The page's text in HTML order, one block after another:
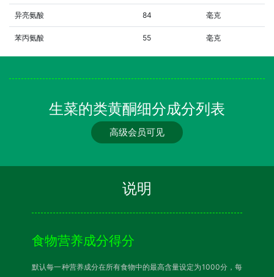
异亮氨酸 84 毫克
苯丙氨酸 55 毫克
生菜的类黄酮细分成分列表
高级会员可见
说明
食物营养成分得分
默认每一种营养成分在所有食物中的最高含量设定为1000分，每